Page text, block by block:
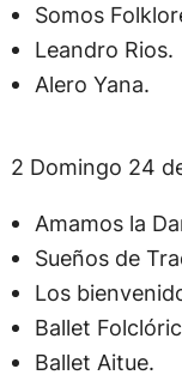
Somos
Leandro Rios.
Alero Yana.
2 Domingo 24
Amamos la
Sueños de
Los
Ballet
Ballet Aitue.